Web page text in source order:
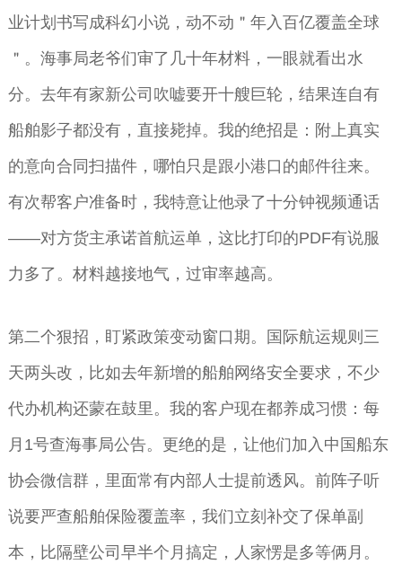
业计划书写成科幻小说，动不动＂年入百亿覆盖全球
＂。海事局老爷们审了几十年材料，一眼就看出水
分。去年有家新公司吹嘘要开十艘巨轮，结果连自有
船舶影子都没有，直接毙掉。我的绝招是：附上真实
的意向合同扫描件，哪怕只是跟小港口的邮件往来。
有次帮客户准备时，我特意让他录了十分钟视频通话
——对方货主承诺首航运单，这比打印的PDF有说服
力多了。材料越接地气，过审率越高。
第二个狠招，盯紧政策变动窗口期。国际航运规则三
天两头改，比如去年新增的船舶网络安全要求，不少
代办机构还蒙在鼓里。我的客户现在都养成习惯：每
月1号查海事局公告。更绝的是，让他们加入中国船东
协会微信群，里面常有内部人士提前透风。前阵子听
说要严查船舶保险覆盖率，我们立刻补交了保单副
本，比隔壁公司早半个月搞定，人家愣是多等俩月。